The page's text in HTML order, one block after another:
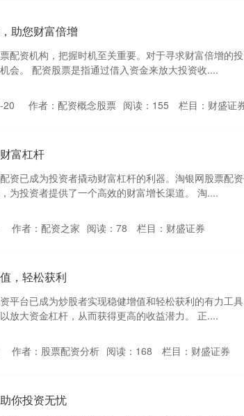
助您财富倍增
配资机构，把握时机至关重要。对于寻求财富倍增的
会。 配资股票是指通过借入资金来放大投资收....
20 作者：配资概念股票 阅读： 155 栏目： 财盛证
富杠杆
资已成为投资者撬动财富杠杆的利器。淘银网股票配
为投资者提供了一个高效的财富增长渠道。 淘....
作者：配资之家 阅读： 78 栏目： 财盛证券
，轻松获利
平台已成为炒股者实现稳健增值和轻松获利的有力工具
放大资金杠杆，从而获得更高的收益潜力。 正....
作者：股票配资分析 阅读： 168 栏目： 财盛证券
你投资无忧